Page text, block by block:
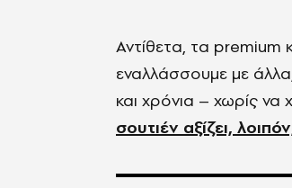
Αντίθετα, τα premium
εναλλάσσουμε με
και χρόνια – χωρίς να
σουτιέν αξίζει,